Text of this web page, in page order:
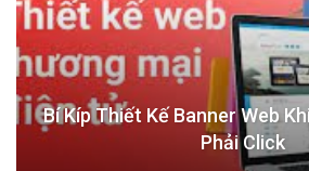
Bí Kíp Thiết Kế Banner Web
Phải Click